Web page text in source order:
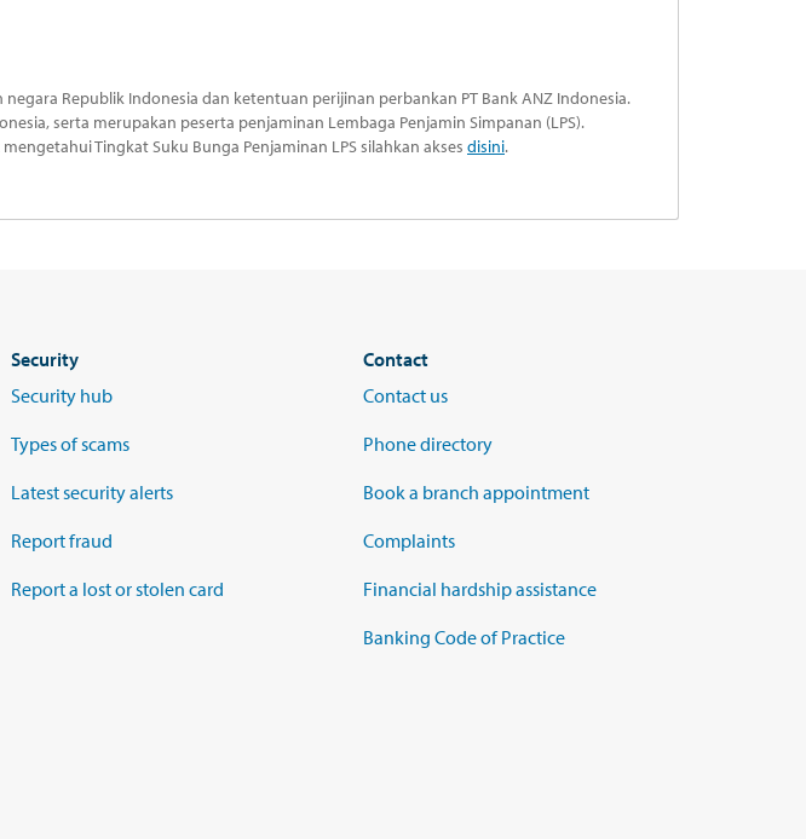
Republik Indonesia dan ketentuan perijinan perbankan PT Bank ANZ Indonesia.
serta merupakan peserta penjaminan Lembaga Penjamin Simpanan (LPS).
Tingkat Suku Bunga Penjaminan LPS silahkan akses disini.
Security
Security hub
Types of scams
Latest security alerts
Report fraud
Report a lost or stolen card
Contact
Contact us
Phone directory
Book a branch appointment
Complaints
Financial hardship assistance
Banking Code of Practice